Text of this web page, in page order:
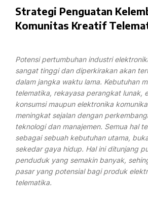
Strategi Penguatan
Komunitas Kreatif
Potensi pertumbuhan industri
sangat tinggi dan diperkirakan akan
dalam jangka waktu lama. Kebutuhan
telematika, rekayasa perangkat lunak,
konsumsi maupun elektronika
meningkat sejalan dengan
teknologi dan manajemen. Semua hal
sebagai sebuah kebutuhan utama,
sekedar gaya hidup. Hal ini ditunjang
penduduk yang semakin banyak,
pasar yang potensial bagi produk
telematika.